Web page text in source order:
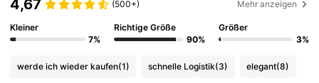
4,67 (500+) Mehr anzeigen
Kleiner
7%
Richtige Größe
90%
Größer
3%
werde ich wieder kaufen(1) schnelle Logistik(3) elegant(8)